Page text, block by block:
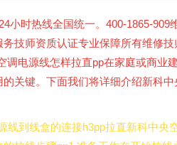
小时热线全国统一。400-1865-
技师资质认证专业保障所有维修
调电源线怎样拉直pp在家庭或商业
关键。下面我们将详细介绍新科
线到线盒的连接h3pp拉直新科中